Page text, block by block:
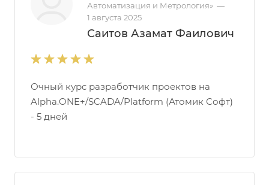
Автоматизация и Метрология» —
1 августа 2025
Саитов Азамат Фаилович
Очный курс разработчик проектов на
Alpha.ONE+/SCADA/Platform (Атомик Софт)
- 5 дней